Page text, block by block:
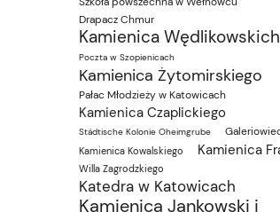
Drapacz Chmur
Kamienica Wędlikowskich
Poczta w Szopienicach
Kamienica Żytomirskiego
Pałac Młodzieży w Katowicach
Kamienica Czaplickiego
Städtische Kolonie Oheimgrube
Kamienica Kowalskiego Kamienica
Willa Zagrodzkiego
Katedra w Katowicach
Kamienica Jankowski i